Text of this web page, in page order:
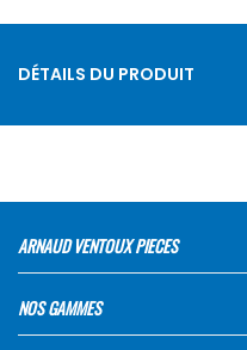
DÉTAILS DU PRODUIT
ARNAUD VENTOUX PIECES
NOS GAMMES